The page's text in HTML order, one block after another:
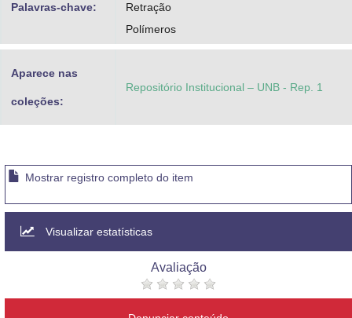
Palavras-chave:
Retração
Polímeros
Aparece nas
coleções:
Repositório Institucional – UNB - Rep. 1
Mostrar registro completo do item
Visualizar estatísticas
Avaliação